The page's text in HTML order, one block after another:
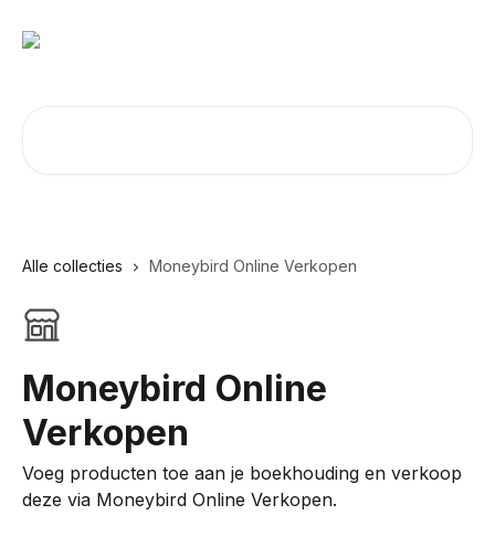
Alle collecties Moneybird Online Verkopen
Moneybird Online
Verkopen
Voeg producten toe aan je boekhouding en verkoop
deze via Moneybird Online Verkopen.